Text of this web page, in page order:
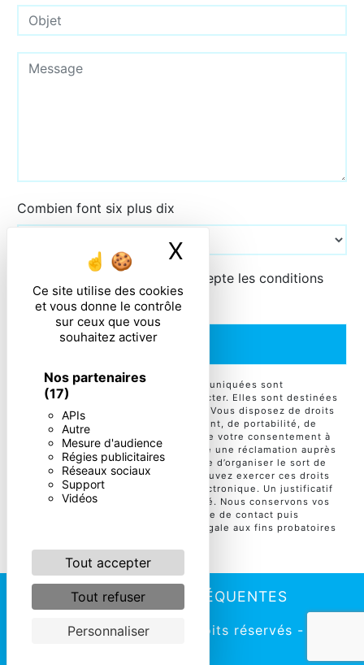
Ce site utilise des cookies
et vous donne le contrôle
sur ceux que vous
souhaitez activer
Nos partenaires
(17)
APIs
Autre
Mesure d'audience
Régies publicitaires
Réseaux sociaux
Support
Vidéos
Tout accepter
Tout refuser
Personnaliser
X Masquer le
Combien font six plus dix
En cochant cette case, j'accepte les conditions
particulières ci-dessous **
ENVOYER
** Les données personnelles communiquées sont
nécessaires aux fins de vous contacter. Elles sont destinées
à l'entreprise et ses sous-traitants. Vous disposez de droits
d’accès, de rectification, d’effacement, de portabilité, de
limitation, d’opposition, de retrait de votre consentement à
tout moment et du droit d’introduire une réclamation auprès
d’une autorité de contrôle, ainsi que d’organiser le sort de
vos données post-mortem. Vous pouvez exercer ces droits
par voie postale ou par courrier électronique. Un justificatif
d'identité pourra vous être demandé. Nous conservons vos
données pendant la période de prise de contact puis
pendant la durée de prescription légale aux fins probatoires
RECHERCHES FRÉQUENTES
Vistalid- 2026 - Tous droits réservés -